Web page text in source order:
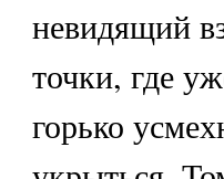
невидящий
точки, где
горько